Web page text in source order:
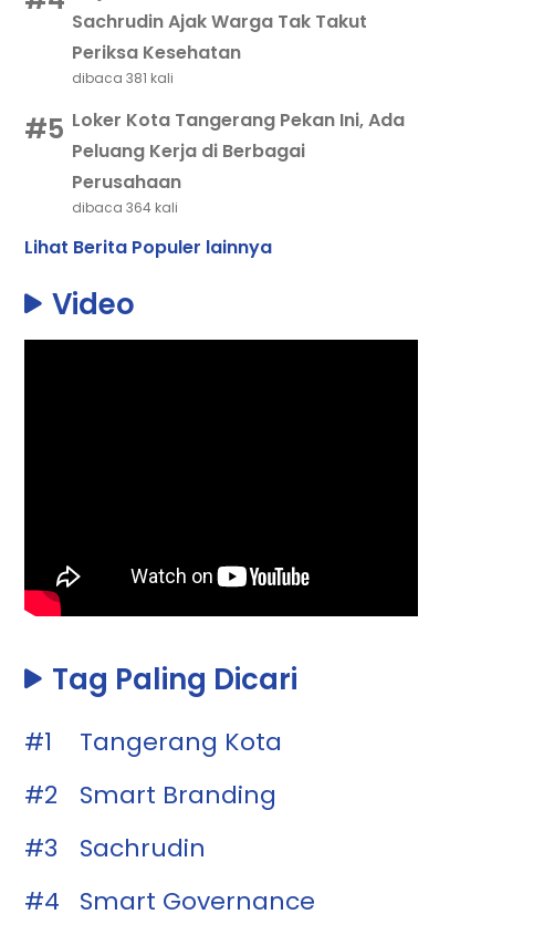
Sachrudin Ajak Warga Tak Takut
Periksa Kesehatan
dibaca 381 kali
#5 Loker Kota Tangerang Pekan Ini, Ada
Peluang Kerja di Berbagai
Perusahaan
dibaca 364 kali
Lihat Berita Populer lainnya
Video
Tag Paling Dicari
#1
Tangerang Kota
#2
Smart Branding
#3
Sachrudin
#4
Smart Governance